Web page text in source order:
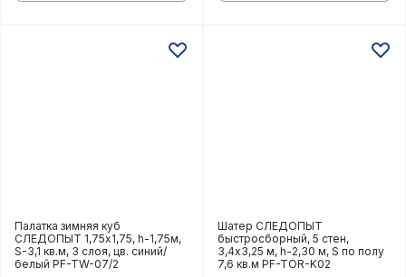
Палатка зимняя куб СЛЕДОПЫТ 1,75х1,75, h-1,75м,
Палатка зимняя куб
СЛЕДОПЫТ 1,75х1,75, h-1,75м,
S-3,1 кв.м, 3 слоя, цв. синий/
белый PF-TW-07/2
Шатер СЛЕДОПЫТ
Шатер СЛЕДОПЫТ
быстросборный, 5 стен,
3,4х3,25 м, h-2,30 м, S по полу
7,6 кв.м PF-TOR-K02